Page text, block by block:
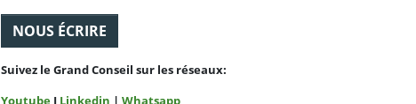
NOUS ÉCRIRE
Suivez le Grand Conseil sur les réseaux:
Youtube I Linkedin | Whatsapp